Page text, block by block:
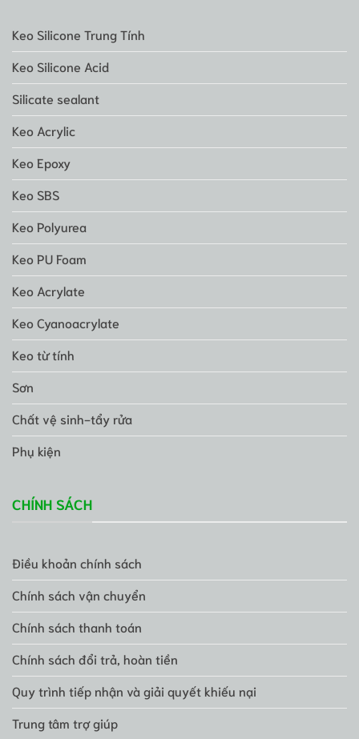
Keo Silicone Trung Tính
Keo Silicone Acid
Silicate sealant
Keo Acrylic
Keo Epoxy
Keo SBS
Keo Polyurea
Keo PU Foam
Keo Acrylate
Keo Cyanoacrylate
Keo từ tính
Sơn
Chất vệ sinh-tẩy rửa
Phụ kiện
CHÍNH SÁCH
Điều khoản chính sách
Chính sách vận chuyển
Chính sách thanh toán
Chính sách đổi trả, hoàn tiền
Quy trình tiếp nhận và giải quyết khiếu nại
Trung tâm trợ giúp